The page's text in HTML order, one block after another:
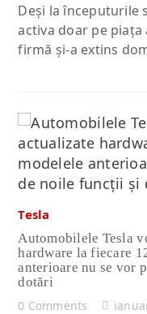
Deși la începuturile
activa doar pe
firmă și-a extins
Tesla
Automobilele Tesla
hardware la fiecare
anterioare nu se vor
dotări
0 Comments